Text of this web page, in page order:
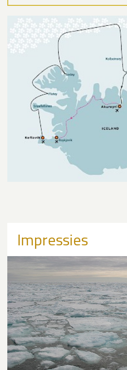
Impressies